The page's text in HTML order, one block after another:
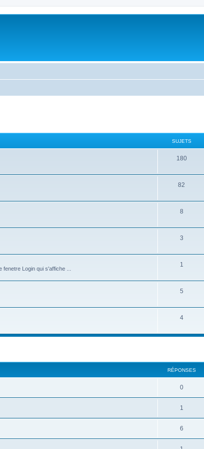
SUJETS
180
82
8
3
Login qui s'affiche ...
1
5
4
RÉPONSES
0
1
6